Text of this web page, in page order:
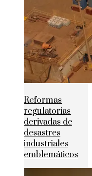
Reformas
regulatorias
derivadas de
desastres
industriales
emblemáticos